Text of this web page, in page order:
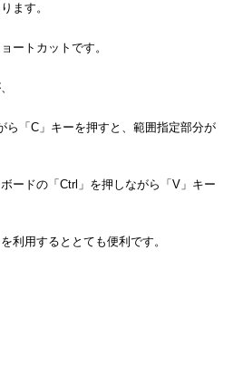
ます。
ートカットです。
ら「C」キーを押すと、範囲指定部分が
ードの「Ctrl」を押しながら「V」キー
利用するととても便利です。